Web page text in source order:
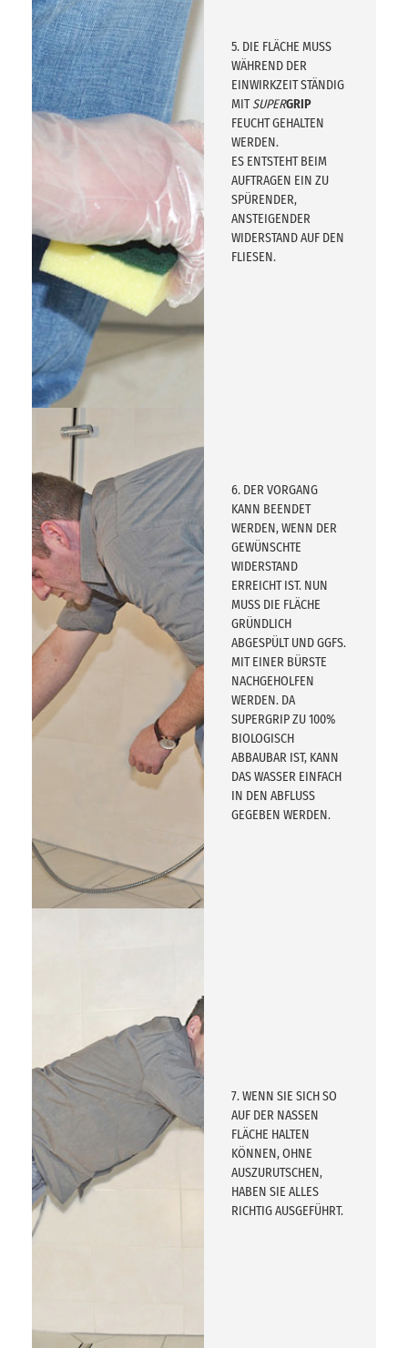
5. DIE FLÄCHE MUSS
WÄHREND DER
EINWIRKZEIT STÄNDIG
MITSUPERGRIP
FEUCHT GEHALTEN
WERDEN.
ES ENTSTEHT BEIM
AUFTRAGEN EIN ZU
SPÜRENDER,
ANSTEIGENDER
WIDERSTAND AUF DEN
FLIESEN.
6. DER VORGANG
KANN BEENDET
WERDEN, WENN DER
GEWÜNSCHTE
WIDERSTAND
ERREICHT IST. NUN
MUSS DIE FLÄCHE
GRÜNDLICH
ABGESPÜLT UND GGFS.
MIT EINER BÜRSTE
NACHGEHOLFEN
WERDEN. DA
SUPERGRIP ZU 100%
BIOLOGISCH
ABBAUBAR IST, KANN
DAS WASSER EINFACH
IN DEN ABFLUSS
GEGEBEN WERDEN.
7. WENN SIE SICH SO
AUF DER NASSEN
FLÄCHE HALTEN
KÖNNEN, OHNE
AUSZURUTSCHEN,
HABEN SIE ALLES
RICHTIG AUSGEFÜHRT.